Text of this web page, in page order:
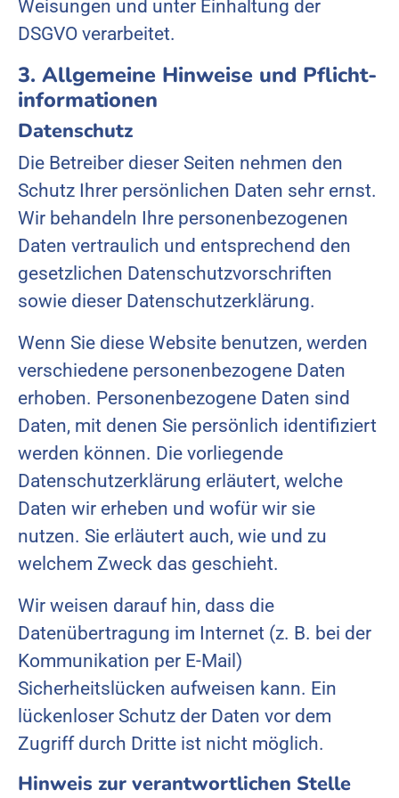
Weisungen und unter Einhaltung der
DSGVO verarbeitet.
3. Allgemeine Hinweise und Pflicht­
informationen
Datenschutz
Die Betreiber dieser Seiten nehmen den
Schutz Ihrer persönlichen Daten sehr ernst.
Wir behandeln Ihre personenbezogenen
Daten vertraulich und entsprechend den
gesetzlichen Datenschutzvorschriften
sowie dieser Datenschutzerklärung.
Wenn Sie diese Website benutzen, werden
verschiedene personenbezogene Daten
erhoben. Personenbezogene Daten sind
Daten, mit denen Sie persönlich identifiziert
werden können. Die vorliegende
Datenschutzerklärung erläutert, welche
Daten wir erheben und wofür wir sie
nutzen. Sie erläutert auch, wie und zu
welchem Zweck das geschieht.
Wir weisen darauf hin, dass die
Datenübertragung im Internet (z. B. bei der
Kommunikation per E-Mail)
Sicherheitslücken aufweisen kann. Ein
lückenloser Schutz der Daten vor dem
Zugriff durch Dritte ist nicht möglich.
Hinweis zur verantwortlichen Stelle